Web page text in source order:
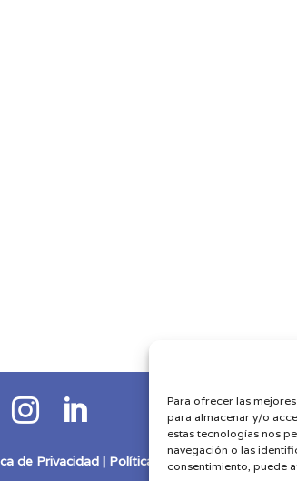
Para ofrecer las
para almacenar y/o
estas tecnologías nos
navegación o las
consentimiento, puede
 
de Privacidad| Política de Cookies|Términos